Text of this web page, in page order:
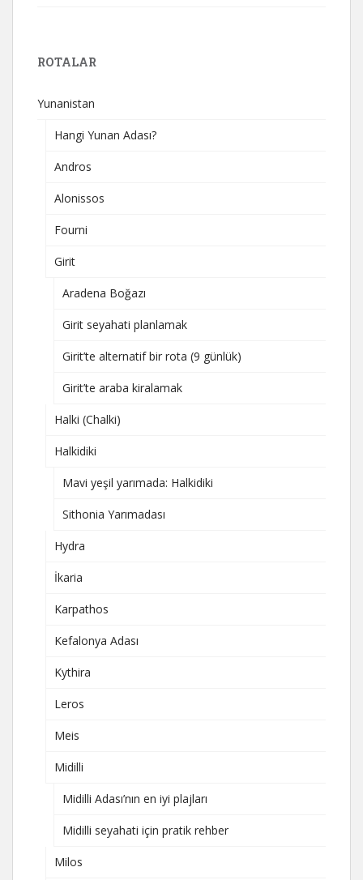
ROTALAR
Yunanistan
Hangi Yunan Adası?
Andros
Alonissos
Fourni
Girit
Aradena Boğazı
Girit seyahati planlamak
Girit’te alternatif bir rota (9 günlük)
Girit’te araba kiralamak
Halki (Chalki)
Halkidiki
Mavi yeşil yarımada: Halkidiki
Sithonia Yarımadası
Hydra
İkaria
Karpathos
Kefalonya Adası
Kythira
Leros
Meis
Midilli
Midilli Adası’nın en iyi plajları
Midilli seyahati için pratik rehber
Milos